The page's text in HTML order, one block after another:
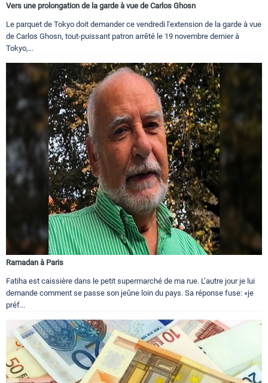
Vers une prolongation de la garde à vue de Carlos Ghosn
Le parquet de Tokyo doit demander ce vendredi l'extension de la garde à vue
de Carlos Ghosn, tout-puissant patron arrêté le 19 novembre dernier à
Tokyo,...
Ramadan à Paris
Fatiha est caissière dans le petit supermarché de ma rue. L’autre jour je lui
demande comment se passe son jeûne loin du pays. Sa réponse fuse: «je
préf...